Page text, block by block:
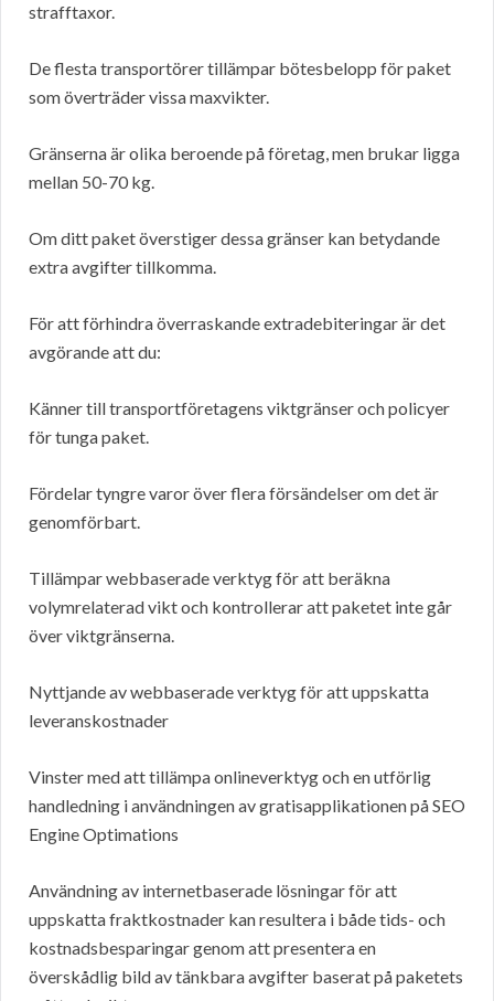
strafftaxor.
De flesta transportörer tillämpar bötesbelopp för paket
som överträder vissa maxvikter.
Gränserna är olika beroende på företag, men brukar ligga
mellan 50-70 kg.
Om ditt paket överstiger dessa gränser kan betydande
extra avgifter tillkomma.
För att förhindra överraskande extradebiteringar är det
avgörande att du:
Känner till transportföretagens viktgränser och policyer
för tunga paket.
Fördelar tyngre varor över flera försändelser om det är
genomförbart.
Tillämpar webbaserade verktyg för att beräkna
volymrelaterad vikt och kontrollerar att paketet inte går
över viktgränserna.
Nyttjande av webbaserade verktyg för att uppskatta
leveranskostnader
Vinster med att tillämpa onlineverktyg och en utförlig
handledning i användningen av gratisapplikationen på SEO
Engine Optimations
Användning av internetbaserade lösningar för att
uppskatta fraktkostnader kan resultera i både tids- och
kostnadsbesparingar genom att presentera en
överskådlig bild av tänkbara avgifter baserat på paketets